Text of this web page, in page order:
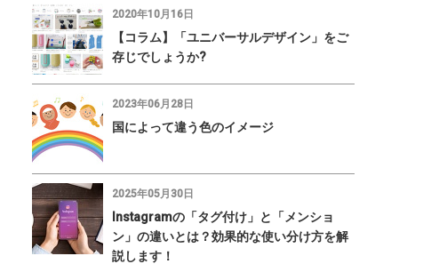
2020年10月16日
【コラム】「ユニバーサルデザイン」をご
存じでしょうか?
2023年06月28日
国によって違う色のイメージ
2025年05月30日
Instagramの「タグ付け」と「メンショ
ン」の違いとは？効果的な使い分け方を解
説します！